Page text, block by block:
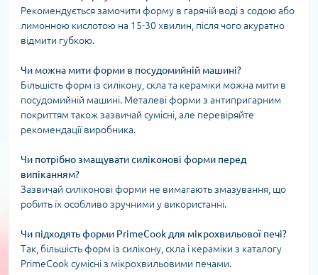
Рекомендується замочити форму в гарячій воді з содою або
лимонною кислотою на 15-30 хвилин, після чого акуратно
відмити губкою.
Чи можна мити форми в посудомийній машині?
Більшість форм із силікону, скла та кераміки можна мити в
посудомийній машині. Металеві форми з антипригарним
покриттям також зазвичай сумісні, але перевіряйте
рекомендації виробника.
Чи потрібно змащувати силіконові форми перед
випіканням?
Зазвичай силіконові форми не вимагають змазування, що
робить їх особливо зручними у використанні.
Чи підходять форми PrimeCook для мікрохвильової печі?
Так, більшість форм із силікону, скла і кераміки з каталогу
PrimeCook сумісні з мікрохвильовими печами.